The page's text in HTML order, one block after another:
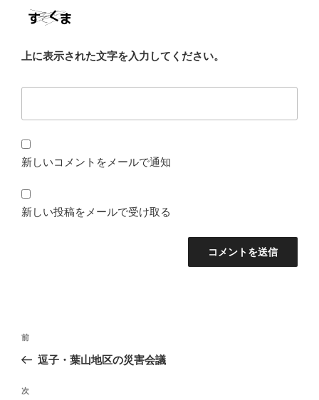
上に表示された文字を入力してください。
新しいコメントをメールで通知
新しい投稿をメールで受け取る
投
ナ
ビ
前
の
稿
前
逗子・葉山地区の災害会議
次
次